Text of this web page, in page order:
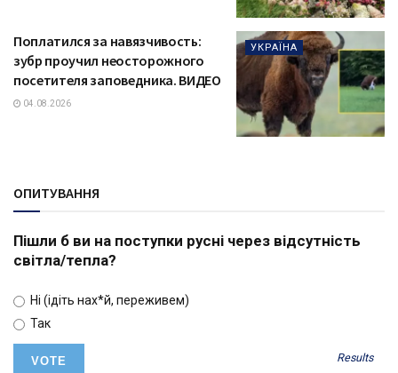
УКРАЇНА
Поплатился за навязчивость:
зубр проучил неосторожного
посетителя заповедника. ВИДЕО
04.08.2026
ОПИТУВАННЯ
Пішли б ви на поступки русні через відсутність
світла/тепла?
Ні (ідіть нах*й, переживем)
Так
Results